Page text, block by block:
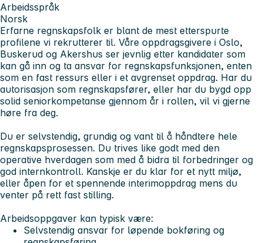
Arbeidsspråk
Norsk
Erfarne regnskapsfolk er blant de mest etterspurte
profilene vi rekrutterer til. Våre oppdragsgivere i Oslo,
Buskerud og Akershus ser jevnlig etter kandidater som
kan gå inn og ta ansvar for regnskapsfunksjonen, enten
som en fast ressurs eller i et avgrenset oppdrag. Har du
autorisasjon som regnskapsfører, eller har du bygd opp
solid seniorkompetanse gjennom år i rollen, vil vi gjerne
høre fra deg.
Du er selvstendig, grundig og vant til å håndtere hele
regnskapsprosessen. Du trives like godt med den
operative hverdagen som med å bidra til forbedringer og
god internkontroll. Kanskje er du klar for et nytt miljø,
eller åpen for et spennende interimoppdrag mens du
venter på rett fast stilling.
Arbeidsoppgaver kan typisk være:
Selvstendig ansvar for løpende bokføring og